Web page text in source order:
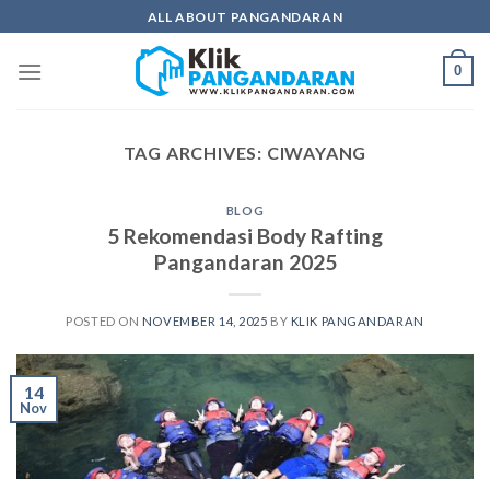
to
content
ALL ABOUT PANGANDARAN
0
TAG ARCHIVES: CIWAYANG
BLOG
5 Rekomendasi Body Rafting
Pangandaran 2025
POSTED ON NOVEMBER 14, 2025 BY KLIK PANGANDARAN
14
Nov